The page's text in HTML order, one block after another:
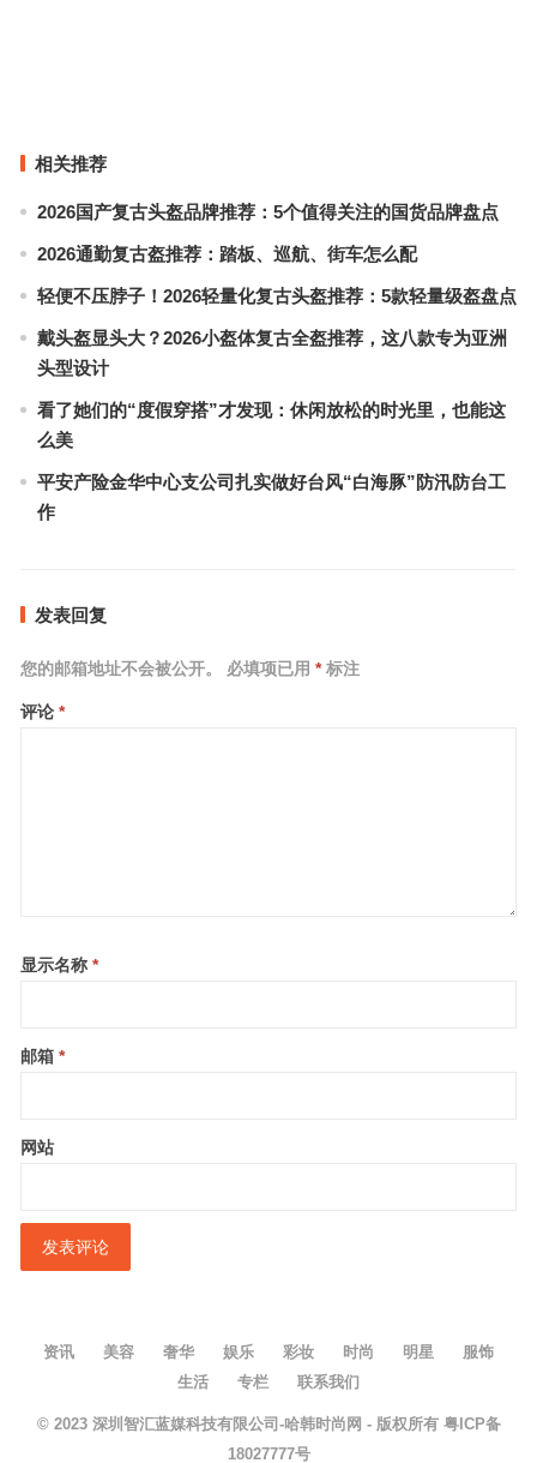
相关推荐
2026国产复古头盔品牌推荐：5个值得关注的国货品牌盘点
2026通勤复古盔推荐：踏板、巡航、街车怎么配
轻便不压脖子！2026轻量化复古头盔推荐：5款轻量级盔盘点
戴头盔显头大？2026小盔体复古全盔推荐，这八款专为亚洲
头型设计
看了她们的“度假穿搭”才发现：休闲放松的时光里，也能这
么美
平安产险金华中心支公司扎实做好台风“白海豚”防汛防台工
作
发表回复
您的邮箱地址不会被公开。 必填项已用 *标注
评论 *
显示名称 *
邮箱 *
网站
资讯 美容 奢华 娱乐 彩妆 时尚 明星
服饰
生活
专栏 联系我们
© 2023 深圳智汇蓝媒科技有限公司-哈韩时尚网 - 版权所有 粤ICP备
18027777号